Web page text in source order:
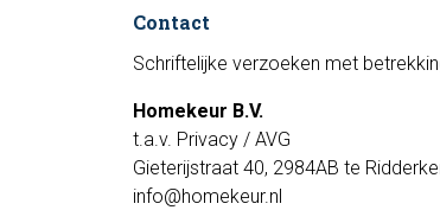
Contact
Schriftelijke verzoeken met
Homekeur B.V.
t.a.v. Privacy / AVG
Gieterijstraat 40, 2984AB te
info@homekeur.nl